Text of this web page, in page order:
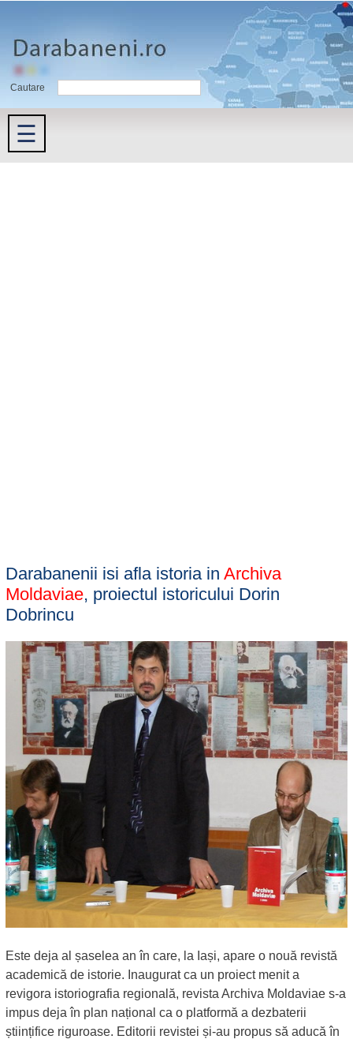
Cautare
☰
Darabanenii isi afla istoria in Archiva
Moldaviae, proiectul istoricului Dorin
Dobrincu
Este deja al șaselea an în care, la Iași, apare o nouă revistă
academică de istorie. Inaugurat ca un proiect menit a
revigora istoriografia regională, revista Archiva Moldaviae s-a
impus deja în plan național ca o platformă a dezbaterii
științifice riguroase. Editorii revistei și-au propus să aducă în